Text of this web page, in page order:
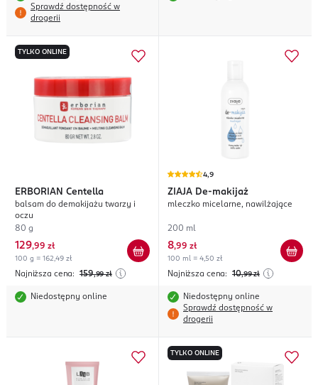
Sprawdź dostępność w
drogerii
TYLKO ONLINE
ERBORIAN Centella
balsam do demakijażu twarzy i
oczu
80 g
129,99 zł
100 g = 162,49 zł
Najniższa cena: 159,99 zł
Niedostępny online
4,9
ZIAJA De-makijaż
mleczko micelarne, nawilżające
200 ml
8,99 zł
100 ml = 4,50 zł
Najniższa cena: 10,99 zł
Niedostępny online
Sprawdź dostępność w
drogerii
TYLKO ONLINE